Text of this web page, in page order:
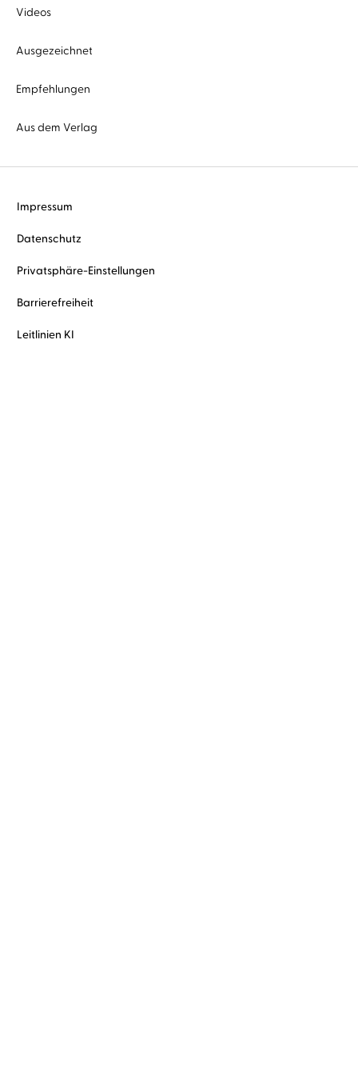
Videos
Ausgezeichnet
Empfehlungen
Aus dem Verlag
Impressum
Datenschutz
Privatsphäre-Einstellungen
Barrierefreiheit
Leitlinien KI